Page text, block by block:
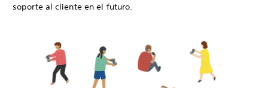
soporte al cliente en el futuro.